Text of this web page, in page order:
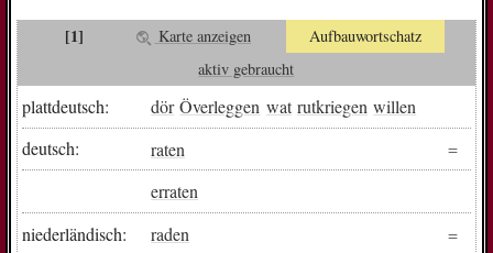
[1] Karte anzeigen
Aufbauwortschatz
aktiv gebraucht
plattdeutsch: dör Överleggen wat rutkriegen willen
deutsch:
raten
erraten
niederländisch:
raden